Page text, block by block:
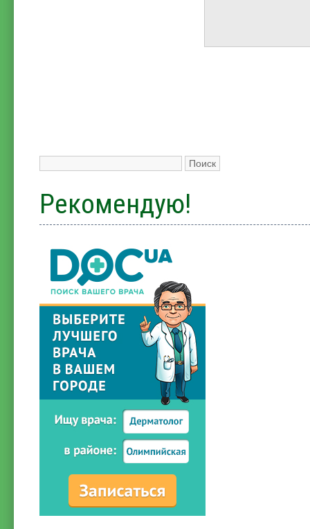
Рекомендую!